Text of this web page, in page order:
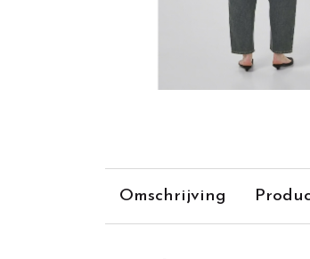
Omschrijving